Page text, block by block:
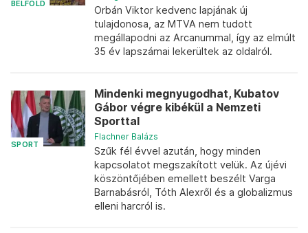
BELFÖLD
Orbán Viktor kedvenc lapjának új
tulajdonosa, az MTVA nem tudott
megállapodni az Arcanummal, így az elmúlt
35 év lapszámai lekerültek az oldalról.
SPORT
Mindenki megnyugodhat, Kubatov
Gábor végre kibékül a Nemzeti
Sporttal
Flachner Balázs
Szűk fél évvel azután, hogy minden
kapcsolatot megszakított velük. Az újévi
köszöntőjében emellett beszélt Varga
Barnabásról, Tóth Alexről és a globalizmus
elleni harcról is.